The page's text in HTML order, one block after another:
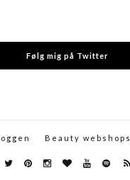
Følg mig på Twitter
Beauty webshops